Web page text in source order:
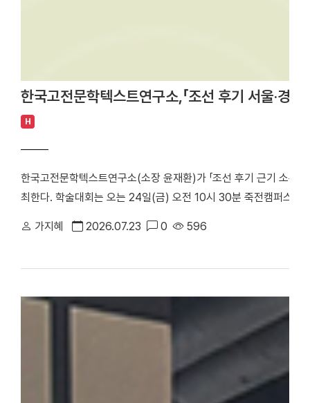
한국고전문학텍스트연구소,「조선 후기 서울·경
H
한국고전문학텍스트연구소(소장 윤재환)가 「조선 후기 근기 소론
최한다. 학술대회는 오는 24일(금) 오전 10시 30분 죽전캠퍼스
론 형성기 문인의 전개와 문학론」을 발표·토론한다. △유진희 연구
반 소론계 관료 문인의 시문학」을 발표·토론한다. 2부 세션에서
문학 이론」으로 시작된다. 이어 △유명석 연구교수(단국대)와 송
시문학」을 발표·토론한다. △박희인 연구교수(단국대)와 김민학
관과 시적 지향」을 발표·토론한다. △채지수 연구교수(단국대)와
이씨 문인들의 문학론과 한시」를 발표·토론한다. △이황진 교수(
가지혜 2026.07.23 0 596